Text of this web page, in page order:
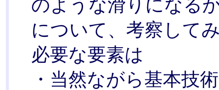
のような滑りになる
について、考察して
必要な要素は
・当然ながら基本技術